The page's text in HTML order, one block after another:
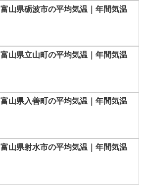
富山県砺波市の平均気温｜年間気温
富山県立山町の平均気温｜年間気温
富山県入善町の平均気温｜年間気温
富山県射水市の平均気温｜年間気温